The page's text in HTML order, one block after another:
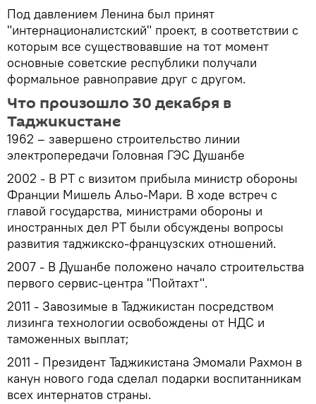
Под давлением Ленина был принят
"интернационалистский" проект, в соответствии с
которым все существовавшие на тот момент
основные советские республики получали
формальное равноправие друг с другом.
Что произошло 30 декабря в
Таджикистане
1962 – завершено строительство линии
электропередачи Головная ГЭС Душанбе
2002 - В РТ с визитом прибыла министр обороны
Франции Мишель Альо-Мари. В ходе встреч с
главой государства, министрами обороны и
иностранных дел РТ были обсуждены вопросы
развития таджикско-французских отношений.
2007 - В Душанбе положено начало строительства
первого сервис-центра "Пойтахт".
2011 - Завозимые в Таджикистан посредством
лизинга технологии освобождены от НДС и
таможенных выплат;
2011 - Президент Таджикистана Эмомали Рахмон в
канун нового года сделал подарки воспитанникам
всех интернатов страны.